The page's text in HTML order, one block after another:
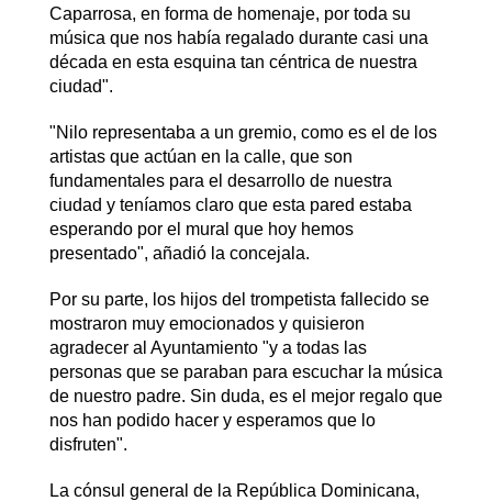
Caparrosa, en forma de homenaje, por toda su
música que nos había regalado durante casi una
década en esta esquina tan céntrica de nuestra
ciudad".
"Nilo representaba a un gremio, como es el de los
artistas que actúan en la calle, que son
fundamentales para el desarrollo de nuestra
ciudad y teníamos claro que esta pared estaba
esperando por el mural que hoy hemos
presentado", añadió la concejala.
Por su parte, los hijos del trompetista fallecido se
mostraron muy emocionados y quisieron
agradecer al Ayuntamiento "y a todas las
personas que se paraban para escuchar la música
de nuestro padre. Sin duda, es el mejor regalo que
nos han podido hacer y esperamos que lo
disfruten".
La cónsul general de la República Dominicana,